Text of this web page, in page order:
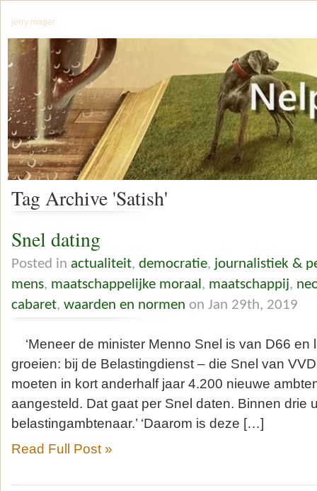
jerry mager
Tag Archive 'Satish'
Snel dating
Posted in actualiteit, democratie, journalistiek &
mens, maatschappelijke moraal , maatschappij,
cabaret, waarden en normen on Jan 29th, 2019
‘Meneer de minister Menno Snel is van D66 en
groeien: bij de Belastingdienst – die Snel van
moeten in kort anderhalf jaar 4.200 nieuwe
aangesteld. Dat gaat per Snel daten. Binnen drie
belastingambtenaar.’ ‘Daarom is deze […]
Read Full Post »